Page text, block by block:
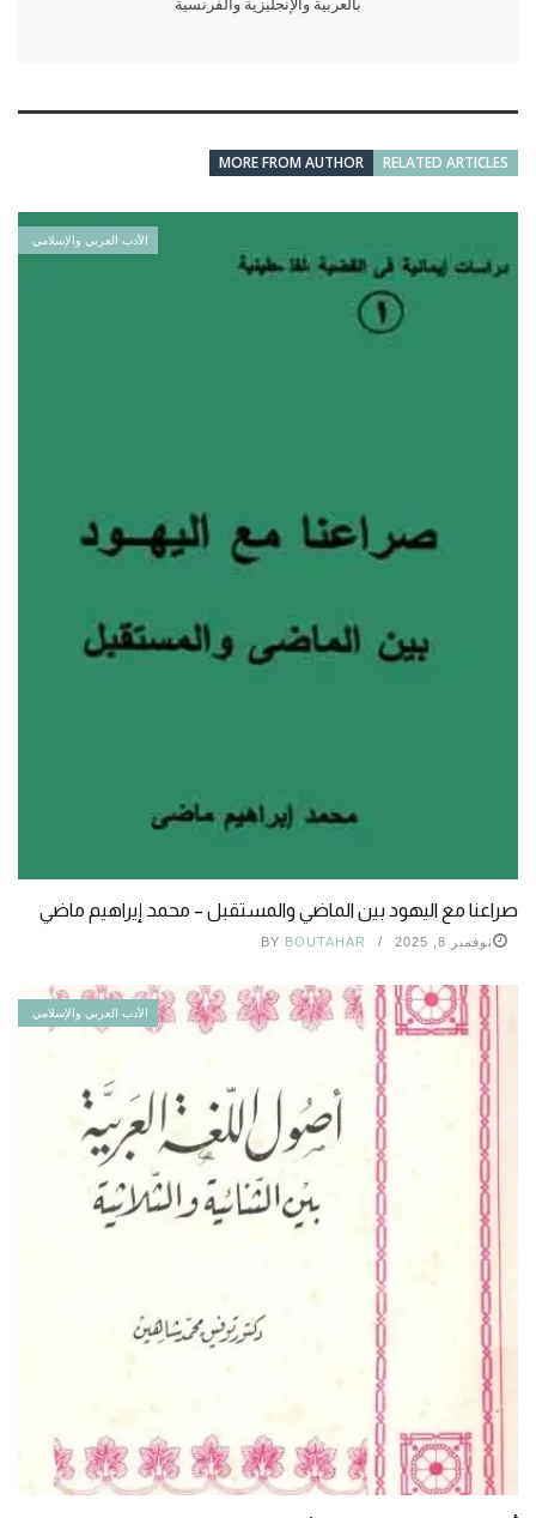
RELATED ARTICLES
MORE FROM AUTHOR
الأدب العربي والإسلامي
صراعنا مع اليهود بين الماضي والمستقبل – محمد إيراهيم ماضي
نوفمبر 8, 2025 BY BOUTAHAR
الأدب العربي والإسلامي